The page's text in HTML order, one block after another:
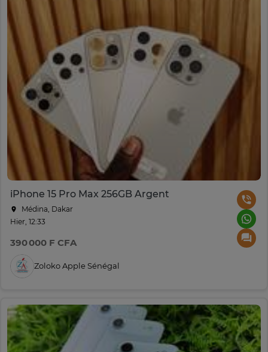
iPhone 15 Pro Max 256GB Argent
Médina, Dakar
Hier, 12:33
390 000 F CFA
Zoloko Apple Sénégal